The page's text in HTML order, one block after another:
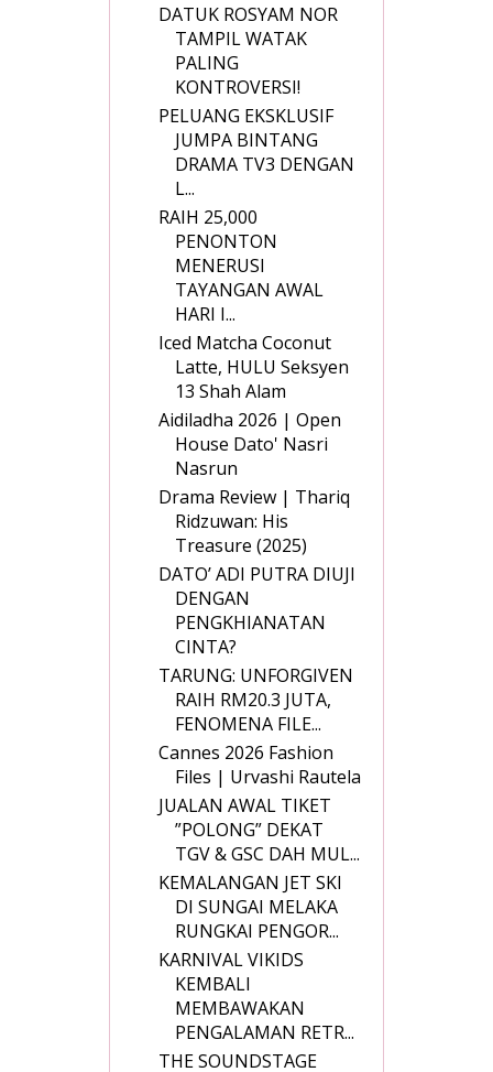
DATUK ROSYAM NOR
TAMPIL WATAK
PALING
KONTROVERSI!
PELUANG EKSKLUSIF
JUMPA BINTANG
DRAMA TV3 DENGAN
L...
RAIH 25,000
PENONTON
MENERUSI
TAYANGAN AWAL
HARI I...
Iced Matcha Coconut
Latte, HULU Seksyen
13 Shah Alam
Aidiladha 2026 | Open
House Dato' Nasri
Nasrun
Drama Review | Thariq
Ridzuwan: His
Treasure (2025)
DATO’ ADI PUTRA DIUJI
DENGAN
PENGKHIANATAN
CINTA?
TARUNG: UNFORGIVEN
RAIH RM20.3 JUTA,
FENOMENA FILE...
Cannes 2026 Fashion
Files | Urvashi Rautela
JUALAN AWAL TIKET
”POLONG” DEKAT
TGV & GSC DAH MUL...
KEMALANGAN JET SKI
DI SUNGAI MELAKA
RUNGKAI PENGOR...
KARNIVAL VIKIDS
KEMBALI
MEMBAWAKAN
PENGALAMAN RETR...
THE SOUNDSTAGE